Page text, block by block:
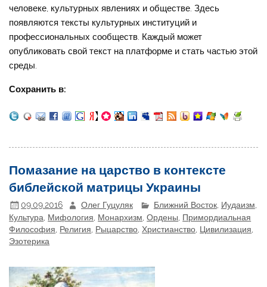
человеке, культурных явлениях и обществе. Здесь
появляются тексты культурных институций и
профессиональных сообществ. Каждый может
опубликовать свой текст на платформе и стать частью этой
среды.
Сохранить в:
Помазание на царство в контексте
библейской матрицы Украины
09.09.2016 Олег Гуцуляк Ближний Восток, Иудаизм
Культура, Мифология, Монархизм,Ордены, Примордиальная
Философия, Религия, Рыцарство,Христианство, Цивилизация,
Эзотерика